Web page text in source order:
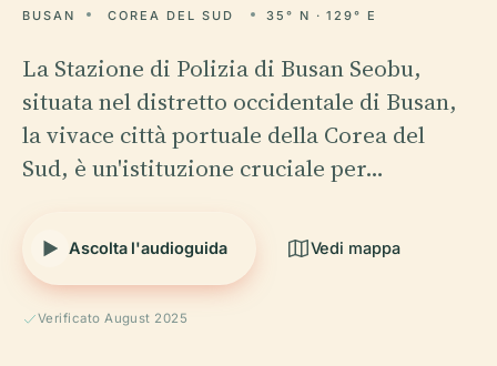
BUSAN COREA DEL SUD 35° N · 129° E
La Stazione di Polizia di Busan Seobu,
situata nel distretto occidentale di Busan,
la vivace città portuale della Corea del
Sud, è un'istituzione cruciale per…
Ascolta l'audioguida Vedi mappa
Verificato August 2025